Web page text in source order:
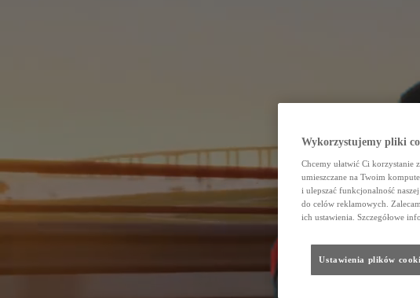
Wykorzystujemy pliki
Chcemy ułatwić Ci korzystanie
umieszczane na Twoim
i ulepszać funkcjonalność
do celów reklamowych.
ich ustawienia. Szczegółowe
Ustawienia plików